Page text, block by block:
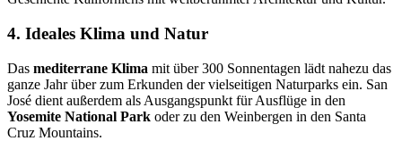
4. Ideales Klima und Natur
Das mediterrane Klima mit über 300 Sonnentagen lädt nahezu das
ganze Jahr über zum Erkunden der vielseitigen Naturparks ein. San
José dient außerdem als Ausgangspunkt für Ausflüge in den
Yosemite National Park oder zu den Weinbergen in den Santa
Cruz Mountains.